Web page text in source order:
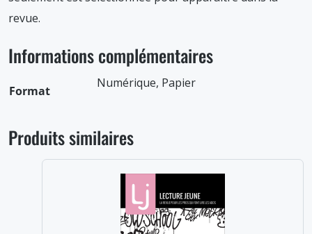
revue.
Informations complémentaires
Format
Numérique, Papier
Produits similaires